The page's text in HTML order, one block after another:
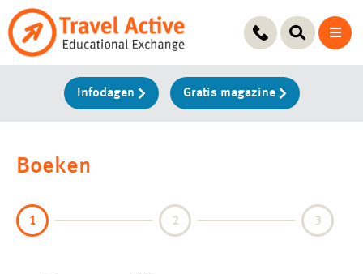
Ga
naar
Infodagen Gratis magazine
Boeken
1 2 3